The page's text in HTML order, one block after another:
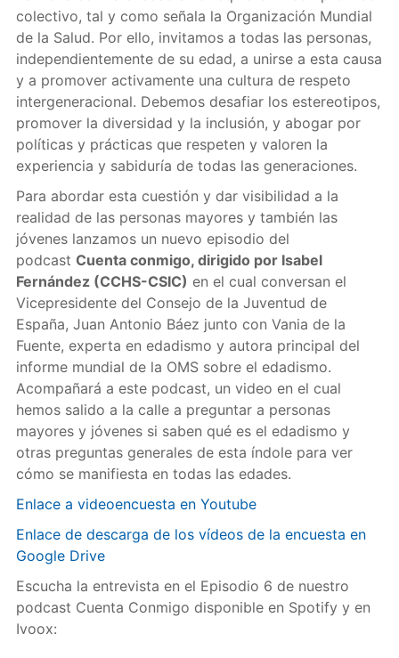
colectivo, tal y como señala la Organización Mundial
de la Salud. Por ello, invitamos a todas las personas,
independientemente de su edad, a unirse a esta causa
y a promover activamente una cultura de respeto
intergeneracional. Debemos desafiar los estereotipos,
promover la diversidad y la inclusión, y abogar por
políticas y prácticas que respeten y valoren la
experiencia y sabiduría de todas las generaciones.
Para abordar esta cuestión y dar visibilidad a la
realidad de las personas mayores y también las
jóvenes lanzamos un nuevo episodio del
podcast Cuenta conmigo, dirigido por Isabel
Fernández (CCHS-CSIC) en el cual conversan el
Vicepresidente del Consejo de la Juventud de
España, Juan Antonio Báez junto con Vania de la
Fuente, experta en edadismo y autora principal del
informe mundial de la OMS sobre el edadismo.
Acompañará a este podcast, un video en el cual
hemos salido a la calle a preguntar a personas
mayores y jóvenes si saben qué es el edadismo y
otras preguntas generales de esta índole para ver
cómo se manifiesta en todas las edades.
Enlace a videoencuesta en Youtube
Enlace de descarga de los vídeos de la encuesta en
Google Drive
Escucha la entrevista en el Episodio 6 de nuestro
podcast Cuenta Conmigo disponible en Spotify y en
Ivoox: